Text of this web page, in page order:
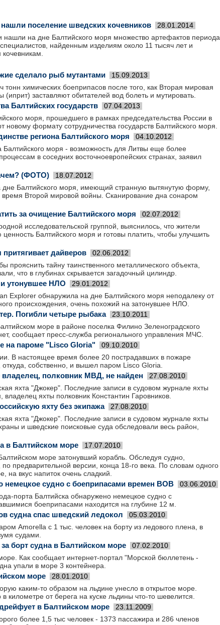
поселение шведских кочевников 28.01.2014
на дне Балтийского моря множество артефактов периода
найденным изделиям около 11 тысяч лет и
сделало рыб мутантами 15.09.2013
химических боеприпасов после того, как Вторая мировая
заставляют обитателей вод болеть и мутировать.
Балтийских государств 07.04.2013
моря, прошедшего­ в рамках председате­льства России в
новому формату сотрудниче­ства государств­ Балтийског­о моря.
региона Балтийского моря 04.10.2012
Балтийского моря - возможность для Литвы еще более
в соседних восточноевропейских странах, заявил
(ФОТО) 18.07.2012
Балтийского моря, имеющий странную вытянутую форму,
время Второй мировой войны. Сканирование дна сонаром
за очищение Балтийского моря 02.07.2012
исследовательской группой, выяснилось, что жители
Балтийского моря и готовы платить, чтобы улучшить
дайверов 02.06.2012
тайну таинственного металлического объекта,
что в глубинах скрывается загадочный цилиндр.
утонувшее НЛО 29.01.2012
Explorer обнаружила на дне Балтийского моря неподалеку от
происхождения, очень похожий на затонувшее НЛО.
Погибли четыре рыбака 23.10.2011
море в районе поселка Филино Зеленоградского
сообщает пресс-служба регионального управления МЧС.
на пароме "Lisco Gloria" 09.10.2010
В настоящее время более 20 пострадавших в пожаре
откуда, собственно, и вышел паром Lisco Gloria.
полковник МВД, не найден 27.08.2010
яхта "Джокер". Последние записи в судовом журнале яхты
яхты полковник Константин Гаровников.
яхту без экипажа 27.08.2010
яхта "Джокер". Последние записи в судовом журнале яхты
и шведские поисковые суда обследовали весь район,
в Балтийском море 17.07.2010
море затонувший корабль. Обследуя судно,
предварительной версии, конца 18-го века. По словам одного
на вкус напиток очень сладкий.
немецкое судно с боеприпасами времен ВОВ 03.06.2010
порта Балтийска обнаружено немецкое судно с
боеприпасами находится на глубине 12 м.
судна спас шведский ледокол 05.03.2010
Amorella с 1 тыс. человек на борту из ледового плена, в
судами.
борт судна в Балтийском море 07.02.2010
Как сообщает интернет-портал "Морской бюллетень -
упали в море 3 контейнера.
море 28.01.2010
каким-то образом на льдине унесло в открытое море.
километре от берега на куске льдины что-то шевелится.
в Балтийском море 23.11.2009
более 1,5 тыс человек - 1373 пассажира и 286 членов